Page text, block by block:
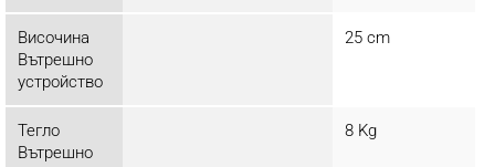
Височина
Вътрешно
устройство
25 cm
Тегло
Вътрешно
8 Kg